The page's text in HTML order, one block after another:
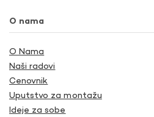
O nama
O Nama
Naši radovi
Cenovnik
Uputstvo za montažu
Ideje za sobe